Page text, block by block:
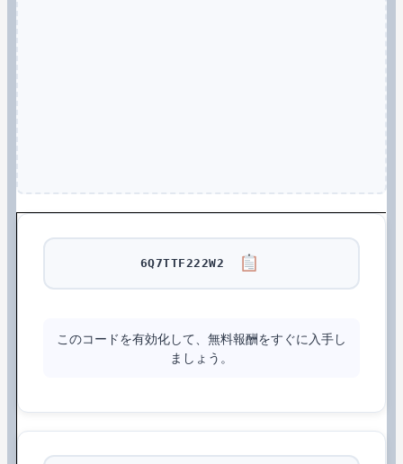
6Q7TTF222W2
このコードを有効化して、無料報酬をすぐに入手し
ましょう。